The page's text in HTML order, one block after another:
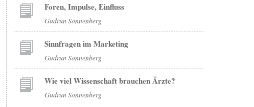
Foren, Impulse, Einfluss
Gudrun Sonnenberg
Sinnfragen im Marketing
Gudrun Sonnenberg
Wie viel Wissenschaft brauchen Ärzte?
Gudrun Sonnenberg